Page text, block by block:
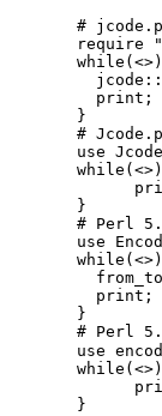
#
require
    print;
  }
#
use
  }
# Perl
use
    print;
  }
# Perl
use
  }